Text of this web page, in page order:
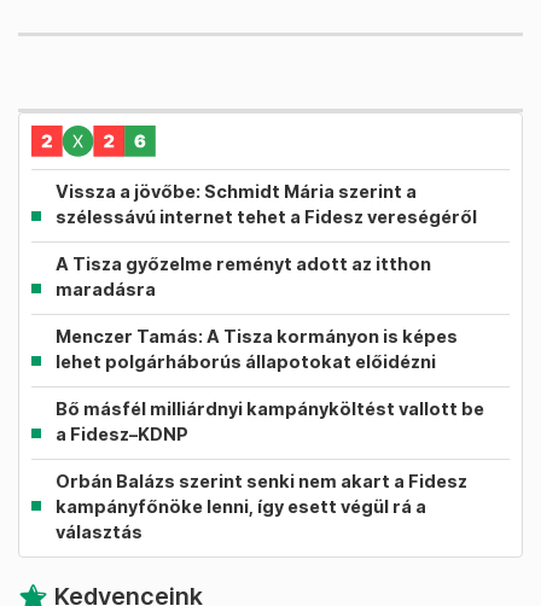
Vissza a jövőbe: Schmidt Mária szerint a
szélessávú internet tehet a Fidesz vereségéről
A Tisza győzelme reményt adott az itthon
maradásra
Menczer Tamás: A Tisza kormányon is képes
lehet polgárháborús állapotokat előidézni
Bő másfél milliárdnyi kampányköltést vallott be
a Fidesz–KDNP
Orbán Balázs szerint senki nem akart a Fidesz
kampányfőnöke lenni, így esett végül rá a
választás
Kedvenceink